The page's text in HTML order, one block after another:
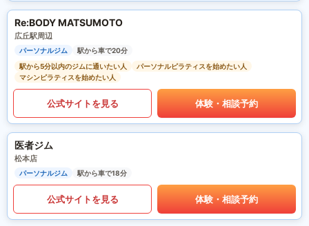
Re:BODY MATSUMOTO
広丘駅周辺
パーソナルジム
駅から車で20分
駅から5分以内のジムに通いたい人
パーソナルピラティスを始めたい人
マシンピラティスを始めたい人
公式サイトを見る 体験・相談予約
医者ジム
松本店
パーソナルジム 駅から車で18分
公式サイトを見る 体験・相談予約